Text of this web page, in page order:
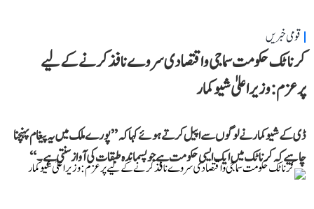
قومی خبریں
کرناٹک حکومت سماجی و اقتصادی سروے نافذ کرنے کے لیے
پرعزم: وزیر اعلیٰ شیوکمار
ڈی کے شیوکمار نے لوگوں سے اپیل کرتے ہوئے کہا کہ ’’پورے ملک میں یہ پیغام پہنچنا
چاہیے کہ کرناٹک میں ایک ایسی حکومت ہے جو پسماندہ طبقات کی آواز سنتی ہے۔‘‘